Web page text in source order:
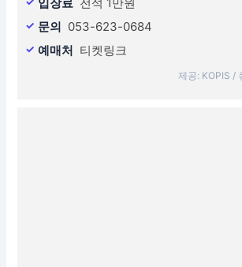
입장료 전석 1만원
문의 053-623-0684
예매처 티켓링크
제공: KOPIS /